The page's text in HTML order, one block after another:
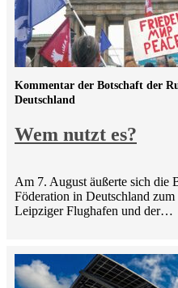
Wem nutzt es?
Kommentar der Botschaft der
Deutschland
Am 7. August äußerte sich die
Föderation in Deutschland
Leipziger Flughafen und der…